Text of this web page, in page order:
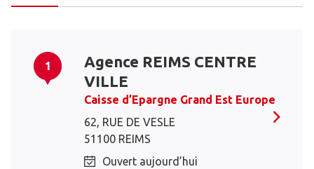
1
Agence REIMS CENTRE
VILLE
Caisse d’Epargne Grand Est Europe
62, RUE DE VESLE
51100 REIMS
Ouvert aujourd’hui